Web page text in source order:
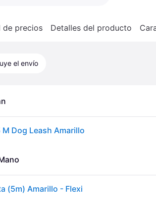
de precios Detalles del producto
el envío
Dog Leash Amarillo
(5m) Amarillo - Flexi